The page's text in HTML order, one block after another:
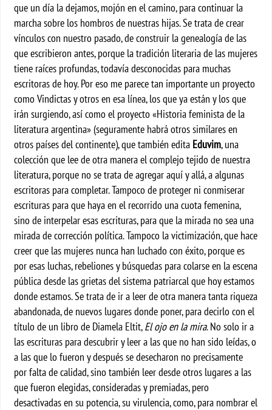
que un día la dejamos, mojón en el camino, para continuar la
marcha sobre los hombros de nuestras hijas. Se trata de crear
vínculos con nuestro pasado, de construir la genealogía de las
que escribieron antes, porque la tradición literaria de las mujeres
tiene raíces profundas, todavía desconocidas para muchas
escritoras de hoy. Por eso me parece tan importante un proyecto
como Vindictas y otros en esa línea, los que ya están y los que
irán surgiendo, así como el proyecto «Historia feminista de la
literatura argentina»(seguramente habrá otros similares en
otros países del continente), que también edita Eduvim, una
colección que lee de otra manera el complejo tejido de nuestra
literatura, porque no se trata de agregar aquí y allá, a algunas
escritoras para completar. Tampoco de proteger ni conmiserar
escrituras para que haya en el recorrido una cuota femenina,
sino de interpelar esas escrituras, para que la mirada no sea una
mirada de corrección política. Tampoco la victimización, que hace
creer que las mujeres nunca han luchado con éxito, porque es
por esas luchas, rebeliones y búsquedas para colarse en la escena
pública desde las grietas del sistema patriarcal que hoy estamos
donde estamos. Se trata de ir a leer de otra manera tanta riqueza
abandonada, de nuevos lugares donde poner, para decirlo con el
título de un libro de Diamela Eltit,El ojo en la mira. No solo ir a
las escrituras para descubrir y leer a las que no han sido leídas, o
a las que lo fueron y después se desecharon no precisamente
por falta de calidad, sino también leer desde otros lugares a las
que fueron elegidas, consideradas y premiadas, pero
desactivadas en su potencia, su virulencia, como, para nombrar el